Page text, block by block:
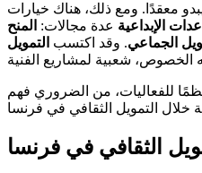
معقدًا. ومع ذلك، هناك خيارات
الإبداعية عدة مجالات: المنح
الجماعي. وقد اكتسب التمويل
للفعاليات، من الضروري فهم
الثقافي في فرنسا